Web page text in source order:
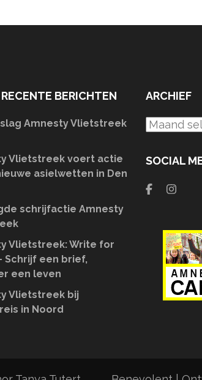
BERICHTEN
Amnesty Vlietstreek
Vlietstreek voert actie
asielwetten in Den
schrijfactie Amnesty
Vlietstreek: Write for
Schrijf een brief,
een leven
Vlietstreek bij
in Noord
ARCHIEF
Archief
SOCIAL